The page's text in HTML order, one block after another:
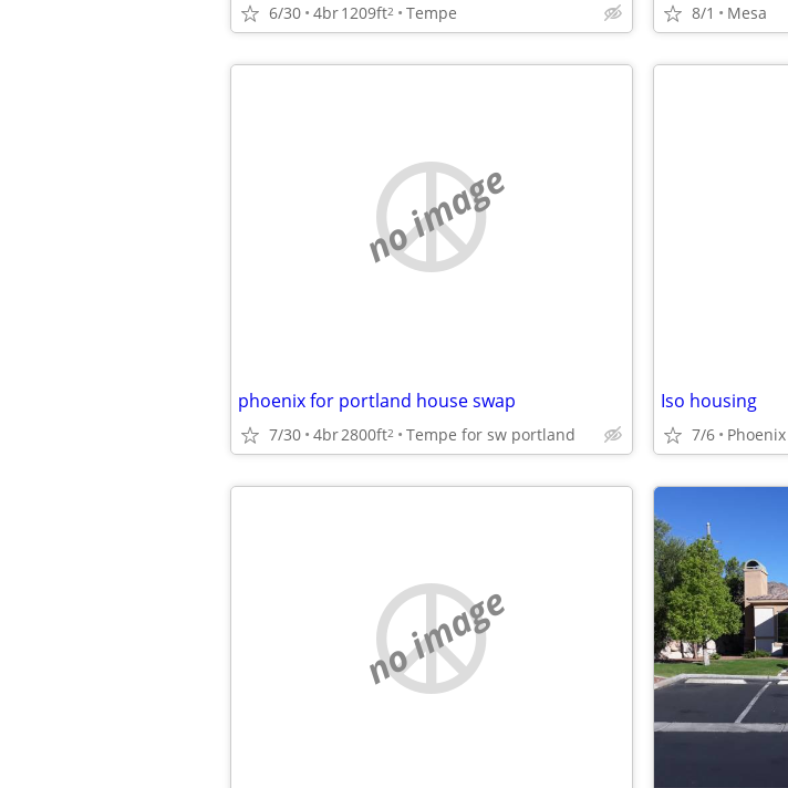
6/30 4br1209ft2 Tempe 8/1 Mesa
no image
phoenix for portland house swap
7/30 4br2800ft2 Tempe for sw portland
Iso housing
7/6 Phoenix
no image